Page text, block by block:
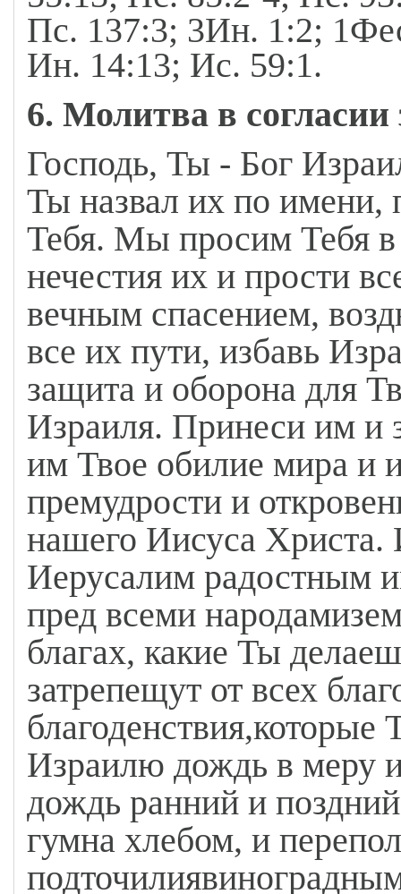
Пс. 137:3; 3Ин. 1:2;
Ин. 14:13; Ис. 59:1.
6. Молитва в
Господь, Ты - Бог
Ты назвал их по имени,
Тебя. Мы просим Тебя в
нечестия их и прости
вечным спасением,
все их пути, избавь
защита и оборона для
Израиля. Принеси им и
им Твое обилие мира и
премудрости и
нашего Иисуса Христа.
Иерусалим радостным
пред всеми
благах, какие Ты
затрепещут от всех
Израилю дождь в меру
дождь ранний и
гумна хлебом, и